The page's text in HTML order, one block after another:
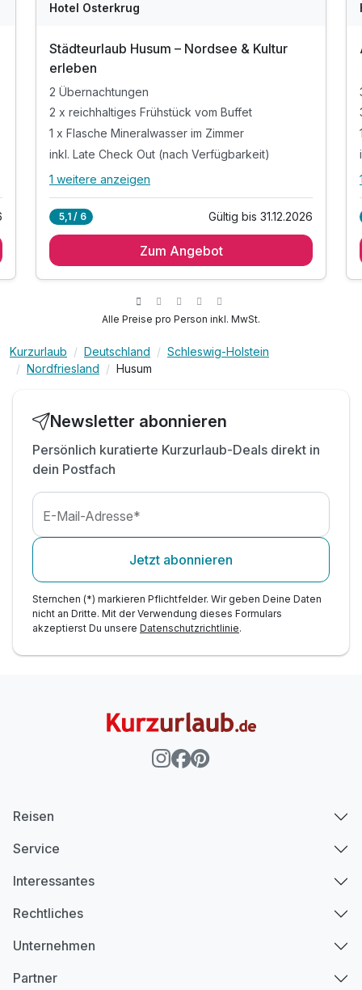
Hotel Osterkrug
Städteurlaub Husum – Nordsee & Kultur
erleben
2 Übernachtungen
2 x reichhaltiges Frühstück vom Buffet
1 x Flasche Mineralwasser im Zimmer
inkl. Late Check Out (nach Verfügbarkeit)
Alle Inklusivleistungen
2 x reichhaltiges Frühstück vom Buffet
inkl. WLAN
1 weitere anzeigen
5,1 / 6 Gültig bis 31.12.2026
Zum Angebot
Alle Preise pro Person inkl. MwSt.
Kurzurlaub Deutschland
Schleswig-Holstein
Nordfriesland
Husum
Newsletter abonnieren
Persönlich kuratierte Kurzurlaub-Deals direkt in
dein Postfach
E-Mail-Adresse*
Jetzt abonnieren
Sternchen (*) markieren Pflichtfelder. Wir geben Deine Daten
nicht an Dritte. Mit der Verwendung dieses Formulars
akzeptierst Du unsere Datenschutzrichtlinie.
Reisen
Service
Interessantes
Rechtliches
Unternehmen
Partner